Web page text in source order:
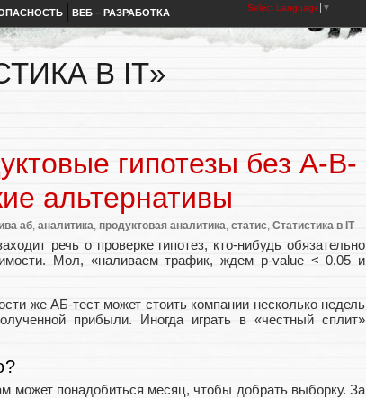
ВЕБ – РАЗРАБОТКА Select Language ▼
В IT»
гипотезы без A-B-
альтернативы
аб аналитика продуктовая аналитика статис Статистика в IT
речь о проверке гипотез, кто-нибудь обязательно
Мол, «наливаем трафик, ждем p-value < 0.05 и
же АБ-тест может стоить компании несколько недель
прибыли. Иногда играть в «честный сплит»
может понадобиться месяц, чтобы добрать выборку. За